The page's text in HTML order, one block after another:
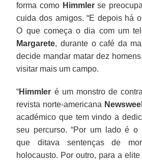
forma como Himmlerse
cuida dos amigos. “E depois há
O que começa o dia com um
Margarete, durante o café da
decide mandar matar dez
visitar mais um campo.
“Himmler é um monstro de
revista norte-americana
académico que tem vindo a
seu percurso. “Por um lado é o
que ditava sentenças de
holocausto. Por outro, para a